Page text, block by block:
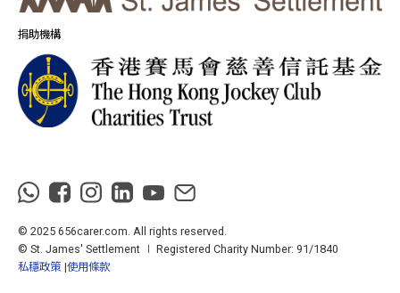
捐助機構
© 2025 656carer.com. All rights reserved.
© St. James' Settlement ∣ Registered Charity Number: 91/1840
私穩政策 使用條款